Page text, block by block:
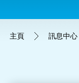
主頁 訊息中心